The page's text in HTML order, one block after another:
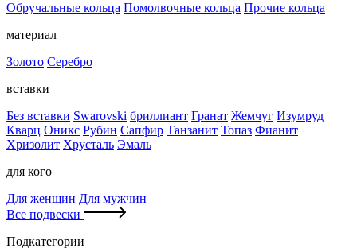
Обручальные кольца Помолвочные кольца Прочие кольца
материал
Золото Серебро
вставки
Без вставки Swarovski бриллиант Гранат Жемчуг Изумруд
Кварц Оникс Рубин Сапфир Танзанит Топаз Фианит
Хризолит Хрусталь Эмаль
для кого
Для женщин Для мужчин
Все подвески
Подкатегории